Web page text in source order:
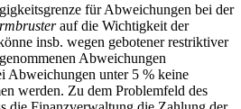
für Abweichungen bei der
auf die Wichtigkeit der
insb. wegen gebotener restriktiver
Abweichungen
Abweichungen unter 5 % keine
werden. Zu dem Problemfeld des